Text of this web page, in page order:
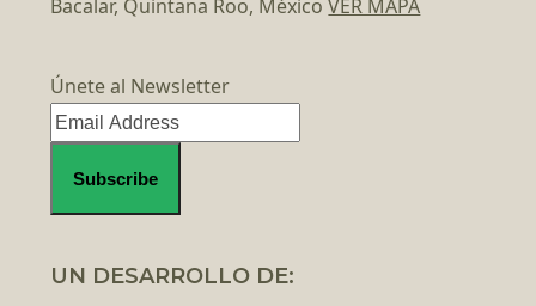
Bacalar, Quintana Roo, MéxicoVER MAPA
Únete al Newsletter
UN DESARROLLO DE: